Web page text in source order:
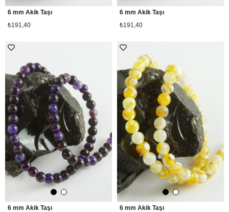
6 mm Akik Taşı
₺191,40
6 mm Akik Taşı
₺191,40
6 mm Akik Taşı
6 mm Akik Taşı